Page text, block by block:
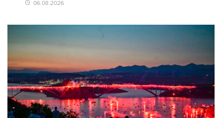
06.08.2026